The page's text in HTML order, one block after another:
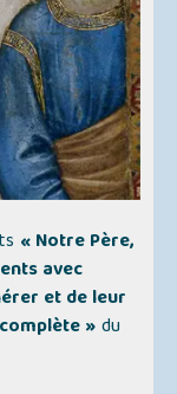
« Notre Père,
avec
et de leur
»du